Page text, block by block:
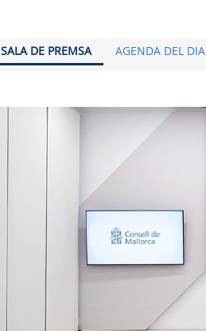
SALA DE PREMSA AGENDA DEL DIA